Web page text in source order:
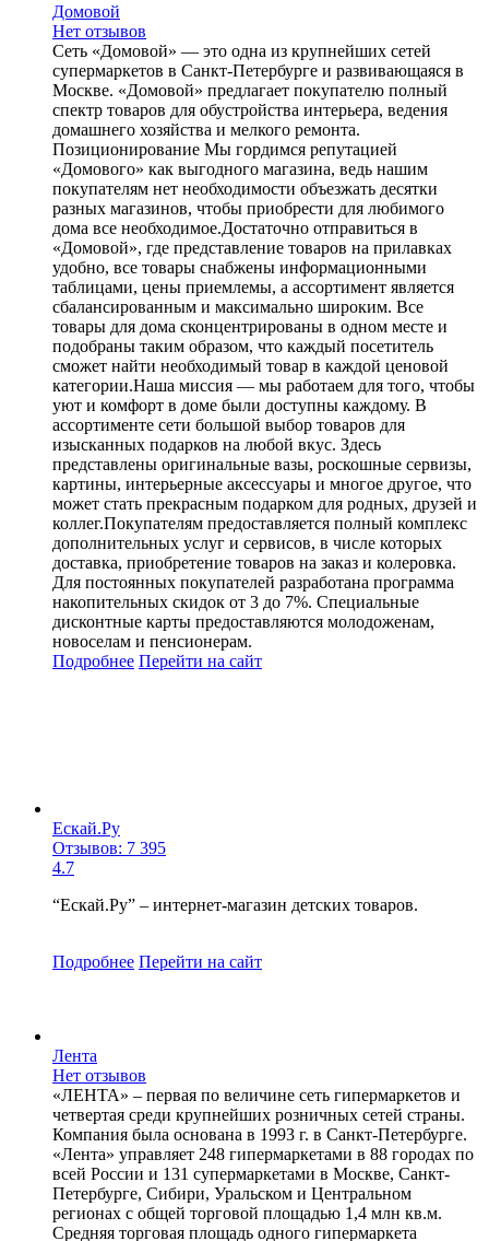
Домовой
Нет отзывов
Сеть «Домовой» — это одна из крупнейших сетей
супермаркетов в Санкт-Петербурге и развивающаяся в
Москве. «Домовой» предлагает покупателю полный
спектр товаров для обустройства интерьера, ведения
домашнего хозяйства и мелкого ремонта.
Позиционирование Мы гордимся репутацией
«Домового» как выгодного магазина, ведь нашим
покупателям нет необходимости объезжать десятки
разных магазинов, чтобы приобрести для любимого
дома все необходимое.Достаточно отправиться в
«Домовой», где представление товаров на прилавках
удобно, все товары снабжены информационными
таблицами, цены приемлемы, а ассортимент является
сбалансированным и максимально широким. Все
товары для дома сконцентрированы в одном месте и
подобраны таким образом, что каждый посетитель
сможет найти необходимый товар в каждой ценовой
категории.Наша миссия — мы работаем для того, чтобы
уют и комфорт в доме были доступны каждому. В
ассортименте сети большой выбор товаров для
изысканных подарков на любой вкус. Здесь
представлены оригинальные вазы, роскошные сервизы,
картины, интерьерные аксессуары и многое другое, что
может стать прекрасным подарком для родных, друзей и
коллег.Покупателям предоставляется полный комплекс
дополнительных услуг и сервисов, в числе которых
доставка, приобретение товаров на заказ и колеровка.
Для постоянных покупателей разработана программа
накопительных скидок от 3 до 7%. Специальные
дисконтные карты предоставляются молодоженам,
новоселам и пенсионерам.
Подробнее Перейти на сайт
Ескай.Ру
Отзывов: 7 395
4.7
“Ескай.Ру” – интернет-магазин детских товаров.
Подробнее Перейти на сайт
Лента
Нет отзывов
«ЛЕНТА» – первая по величине сеть гипермаркетов и
четвертая среди крупнейших розничных сетей страны.
Компания была основана в 1993 г. в Санкт-Петербурге.
«Лента» управляет 248 гипермаркетами в 88 городах по
всей России и 131 супермаркетами в Москве, Санкт-
Петербурге, Сибири, Уральском и Центральном
регионах с общей торговой площадью 1,4 млн кв.м.
Средняя торговая площадь одного гипермаркета